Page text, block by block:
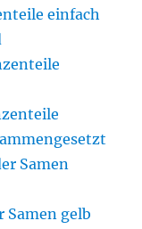
einfach
Samen
Samen gelb